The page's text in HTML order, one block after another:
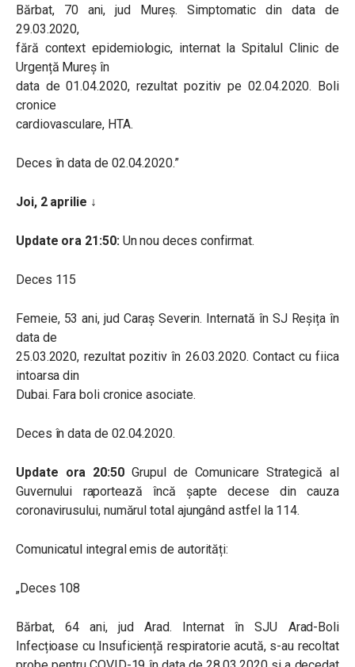
Bărbat, 70 ani, jud Mureș. Simptomatic din data de
29.03.2020,
fără context epidemiologic, internat la Spitalul Clinic de
Urgență Mureș în
data de 01.04.2020, rezultat pozitiv pe 02.04.2020. Boli
cronice
cardiovasculare, HTA.
Deces în data de 02.04.2020.”
Joi, 2 aprilie ↓
Update ora 21:50:Un nou deces confirmat.
Deces 115
Femeie, 53 ani, jud Caraș Severin. Internată în SJ Reșița în
data de
25.03.2020, rezultat pozitiv în 26.03.2020. Contact cu fiica
intoarsa din
Dubai. Fara boli cronice asociate.
Deces în data de 02.04.2020.
Update ora 20:50 Grupul de Comunicare Strategică al
Guvernului raportează încă șapte decese din cauza
coronavirusului, numărul total ajungând astfel la 114.
Comunicatul integral emis de autorități:
„Deces 108
Bărbat, 64 ani, jud Arad. Internat în SJU Arad-Boli
Infecțioase cu Insuficiență respiratorie acută, s-au recoltat